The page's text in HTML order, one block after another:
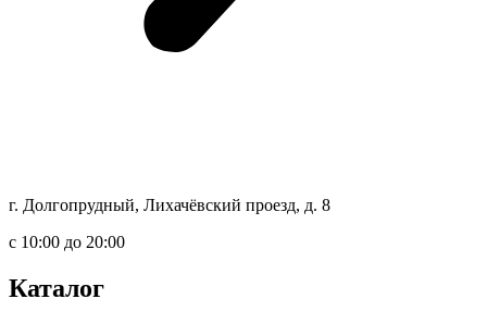
г. Долгопрудный, Лихачёвский проезд, д. 8
c 10:00 до 20:00
Каталог